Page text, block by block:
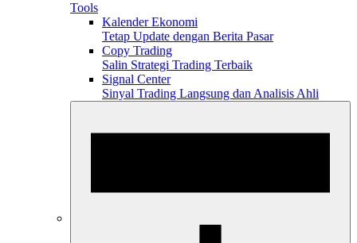
Tools
Kalender Ekonomi
Tetap Update dengan Berita Pasar
Copy Trading
Salin Strategi Trading Terbaik
Signal Center
Sinyal Trading Langsung dan Analisis Ahli